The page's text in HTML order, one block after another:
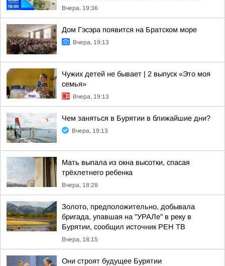
Вчера, 19:36
Дом Гэсэра появится на Братском море
Вчера, 19:13
Чужих детей не бывает | 2 выпуск «Это моя
семья»
Вчера, 19:13
Чем заняться в Бурятии в ближайшие дни?
Вчера, 19:13
Мать выпала из окна высотки, спасая
трёхлетнего ребенка
Вчера, 18:28
Золото, предположительно, добывала
бригада, упавшая на "УРАЛе" в реку в
Бурятии, сообщил источник РЕН ТВ
Вчера, 18:15
Они строят будущее Бурятии